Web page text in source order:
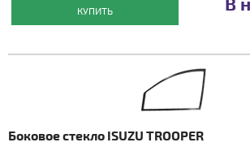
КУПИТЬ
Боковое стекло ISUZU TROOPER